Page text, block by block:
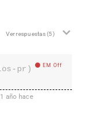
Ver respuestas(5)
pr) EM Off
1 año hace